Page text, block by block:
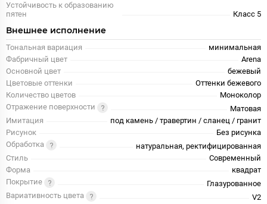
Устойчивость к образованию
пятен
Класс 5
Внешнее исполнение
Тональная вариация
минимальная
Фабричный цвет
Arena
Основной цвет
бежевый
Цветовые оттенки
Оттенки бежевого
Количество цветов
Моноколор
Отражение поверхности
Матовая
Имитация
под камень / травертин / сланец / гранит
Рисунок
Без рисунка
Обработка
натуральная, ректифицированная
Стиль
Современный
Форма
квадрат
Покрытие
Глазурованное
Вариативность цвета
V2